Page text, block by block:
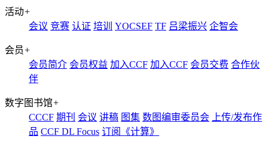
活动+
会议 竞赛 认证 培训 YOCSEF TF 吕梁振兴 企智会
会员+
会员简介 会员权益 加入CCF 加入CCF 会员交费 合作伙
伴
数字图书馆+
CCCF 期刊 会议 讲稿 图集 数图编审委员会
上传/发布作
品 CCF DL Focus 订阅《计算》